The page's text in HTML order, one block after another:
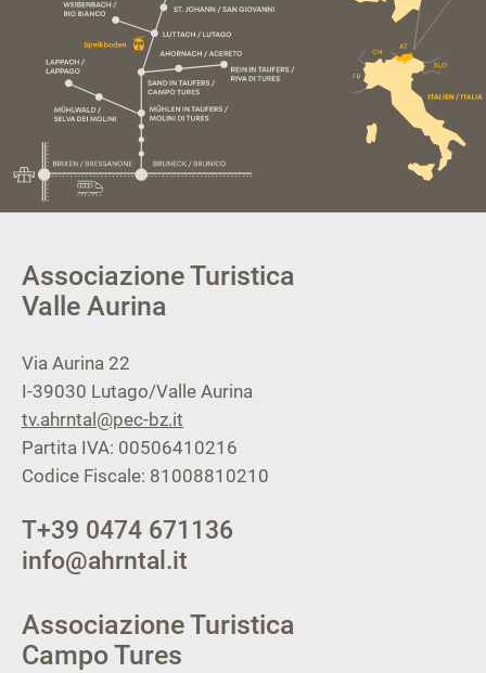
Associazione Turistica
Valle Aurina
Via Aurina 22
I-39030 Lutago/Valle Aurina
tv.ahrntal@pec-bz.it
Partita IVA: 00506410216
Codice Fiscale: 81008810210
T+39 0474 671136
info@ahrntal.it
Associazione Turistica
Campo Tures